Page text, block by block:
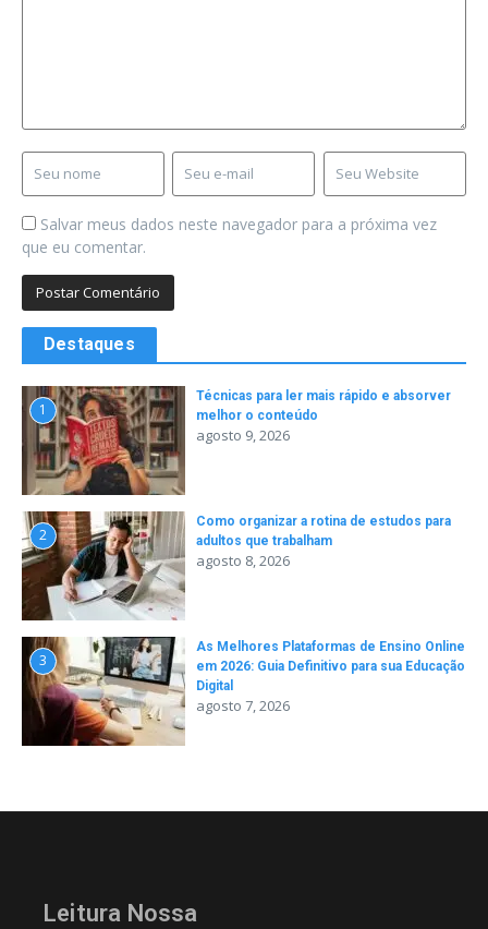
Salvar meus dados neste navegador para a próxima vez
que eu comentar.
Destaques
1
Técnicas para ler mais rápido e absorver
melhor o conteúdo
agosto 9, 2026
2
Como organizar a rotina de estudos para
adultos que trabalham
agosto 8, 2026
3
As Melhores Plataformas de Ensino Online
em 2026: Guia Definitivo para sua Educação
Digital
agosto 7, 2026
Leitura Nossa